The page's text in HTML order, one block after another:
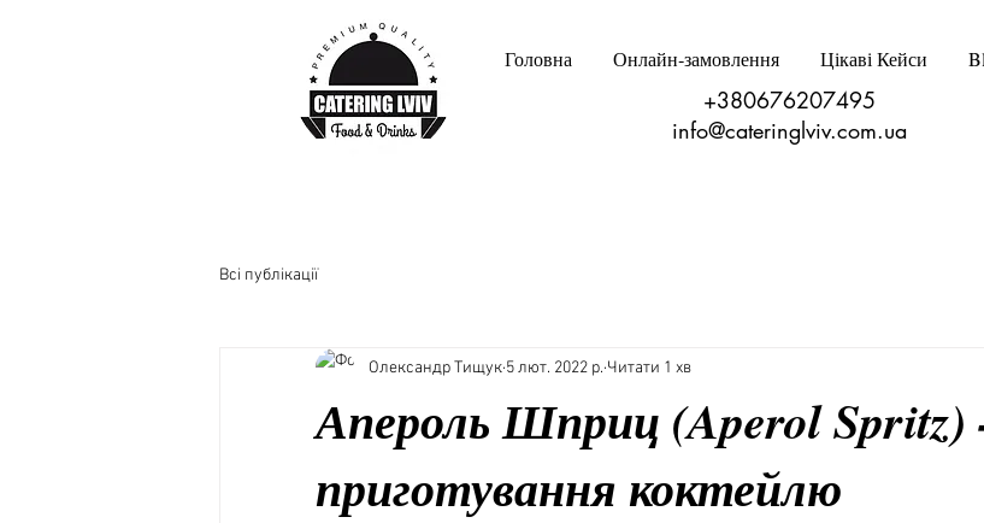
Головна Онлайн‑замовлення Цікаві Кейси
+380676207495
info@cateringlviv.com.ua
Всі публікації
Апероль Шприц (Aperol Spritz)
приготування коктейлю
Олександр Тищук 5 лют. 2022 р. Читати 1 хв